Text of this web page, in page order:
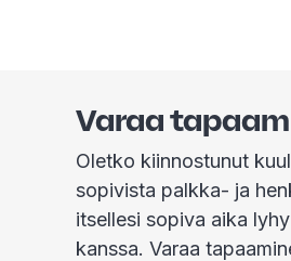
Varaa
Oletko kiinnostunut
sopivista palkka- ja
itsellesi sopiva aika
kanssa. Varaa